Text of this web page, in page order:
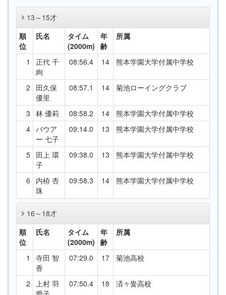
13～15才
順
位
氏名
タイム
(2000m)
年
齢
所属
1
正代 千
絢
08:56.4 14 熊本学園大学付属中学校
2
田久保
優里
08:57.1 14 菊池ローイングクラブ
3 林 優莉 08:58.2 14
熊本学園大学付属中学校
4 バウア
ー 七子
09:14.0 13 熊本学園大学付属中学校
5 田上 環
子
09:38.0 13 熊本学園大学付属中学校
6
内栫 杏
珠
09:58.3 14 熊本学園大学付属中学校
16～18才
順
位
氏名
タイム
(2000m)
年
齢
所属
1
寺田 智
香
07:29.0 17 菊池高校
2 上村 羽
07:50.4 18 済々黌高校